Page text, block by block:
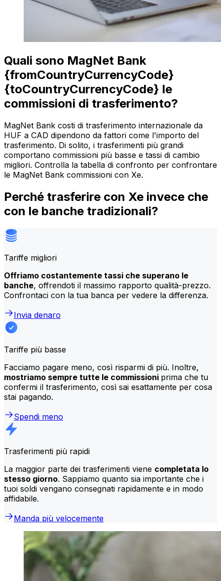
Quali sono MagNet Bank
{fromCountryCurrencyCode}
{toCountryCurrencyCode} le
commissioni di trasferimento?
MagNet Bank costi di trasferimento internazionale da
HUF a CAD dipendono da fattori come l'importo del
trasferimento. Di solito, i trasferimenti più grandi
comportano commissioni più basse e tassi di cambio
migliori. Controlla la tabella di confronto per confrontare
le MagNet Bank commissioni con Xe.
Perché trasferire con Xe invece che
con le banche tradizionali?
Tariffe migliori
Offriamo costantemente tassi che superano le
banche, offrendoti il massimo rapporto qualità-prezzo.
Confrontaci con la tua banca per vedere la differenza.
Invia denaro
Tariffe più basse
Facciamo pagare meno, così risparmi di più. Inoltre,
mostriamo sempre tutte le commissioni prima che tu
confermi il trasferimento, così sai esattamente per cosa
stai pagando.
Spendi meno
Trasferimenti più rapidi
La maggior parte dei trasferimenti viene completata lo
stesso giorno. Sappiamo quanto sia importante che i
tuoi soldi vengano consegnati rapidamente e in modo
affidabile.
Manda più velocemente